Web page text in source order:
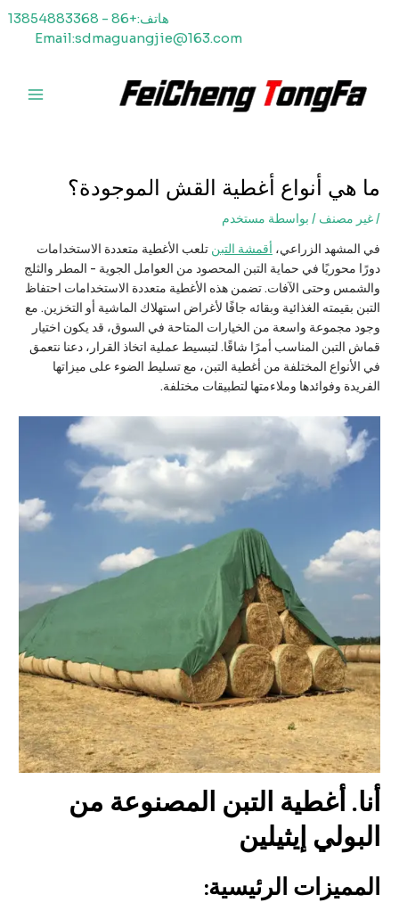
هاتف:+86 - 13854883368
Email:sdmaguangjie@163.com
ما هي أنواع أغطية القش الموجودة؟
/غير مصنف / بواسطة مستخدم
في المشهد الزراعي، أقمشة التبن تلعب الأغطية متعددة الاستخدامات
دورًا محوريًا في حماية التبن المحصود من العوامل الجوية - المطر والثلج
والشمس وحتى الآفات. تضمن هذه الأغطية متعددة الاستخدامات احتفاظ
التبن بقيمته الغذائية وبقائه جافًا لأغراض استهلاك الماشية أو التخزين. مع
وجود مجموعة واسعة من الخيارات المتاحة في السوق، قد يكون اختيار
قماش التبن المناسب أمرًا شاقًا. لتبسيط عملية اتخاذ القرار، دعنا نتعمق
في الأنواع المختلفة من أغطية التبن، مع تسليط الضوء على ميزاتها
الفريدة وفوائدها وملاءمتها لتطبيقات مختلفة.
أنا. أغطية التبن المصنوعة من
البولي إيثيلين
المميزات الرئيسية: